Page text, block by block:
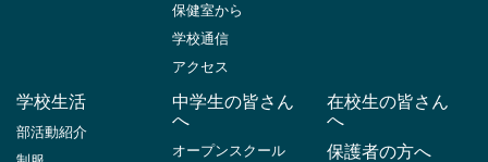
保健室から
学校通信
アクセス
学校生活
部活動紹介
中学生の皆さん
へ
オープンスクール
在校生の皆さん
へ
保護者の方へ